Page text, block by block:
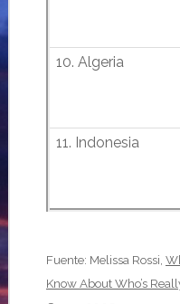
10. Algeria
11. Indonesia
Fuente: Melissa Rossi,
Know About Who’s